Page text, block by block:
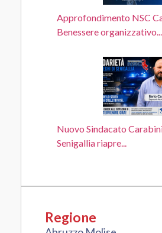
Approfondimento NSC
Benessere organizzativo...
Nuovo Sindacato
Senigallia riapre...
Regione